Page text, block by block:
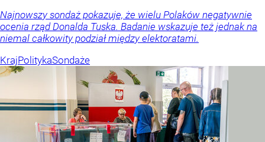
Najnowszy sondaż pokazuje, że wielu Polaków negatywnie
ocenia rząd Donalda Tuska. Badanie wskazuje też jednak na
niemal całkowity podział między elektoratami.
KrajPolitykaSondaże